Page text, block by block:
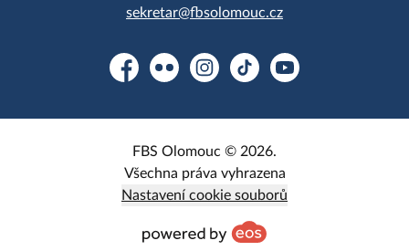
sekretar@fbsolomouc.cz
FacebookFlickr Instagram
TikTok YouTube
FBS Olomouc © 2026.
Všechna práva vyhrazena
Nastavení cookie souborů